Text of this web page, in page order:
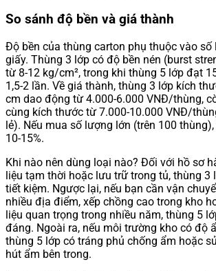
So sánh độ bền và giá thành
Độ bền của thùng carton phụ thuộc vào
giấy. Thùng 3 lớp có độ bền nén (burst
từ 8-12 kg/cm², trong khi thùng 5 lớp đạt
1,5-2 lần. Về giá thành, thùng 3 lớp kích
cm dao động từ 4.000-6.000 VNĐ/thùng,
cùng kích thước từ 7.000-10.000 VNĐ/
lẻ). Nếu mua số lượng lớn (trên 100
10-15%.
Khi nào nên dùng loại nào? Đối với hồ sơ
liệu tạm thời hoặc lưu trữ trong tủ, thùng 3
tiết kiệm. Ngược lại, nếu bạn cần vận
nhiều địa điểm, xếp chồng cao trong kho
liệu quan trọng trong nhiều năm, thùng 5
đáng. Ngoài ra, nếu môi trường kho có độ
thùng 5 lớp có tráng phủ chống ẩm hoặc
hút ẩm bên trong.